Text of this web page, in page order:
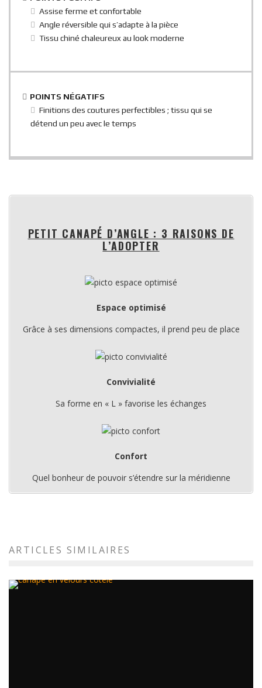
Assise ferme et confortable
Angle réversible qui s’adapte à la pièce
Tissu chiné chaleureux au look moderne
POINTS NÉGATIFS
Finitions des coutures perfectibles ; tissu qui se
détend un peu avec le temps
PETIT CANAPÉ D’ANGLE : 3 RAISONS DE
L’ADOPTER
Espace optimisé
Grâce à ses dimensions compactes, il prend peu de place
Convivialité
Sa forme en « L » favorise les échanges
Confort
Quel bonheur de pouvoir s’étendre sur la méridienne
ARTICLES SIMILAIRES